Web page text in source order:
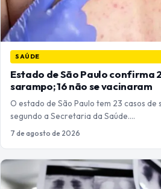
SAÚDE
Estado de São Paulo confirma
sarampo; 16 não se vacinaram
O estado de São Paulo tem 23 casos de
segundo a Secretaria da Saúde.…
7 de agosto de 2026